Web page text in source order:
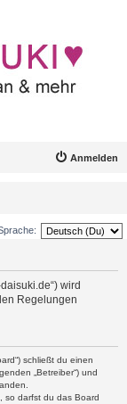
Anmelden
wird
Regelungen
schließt du einen
„Betreiber“) und
so darfst du das Board